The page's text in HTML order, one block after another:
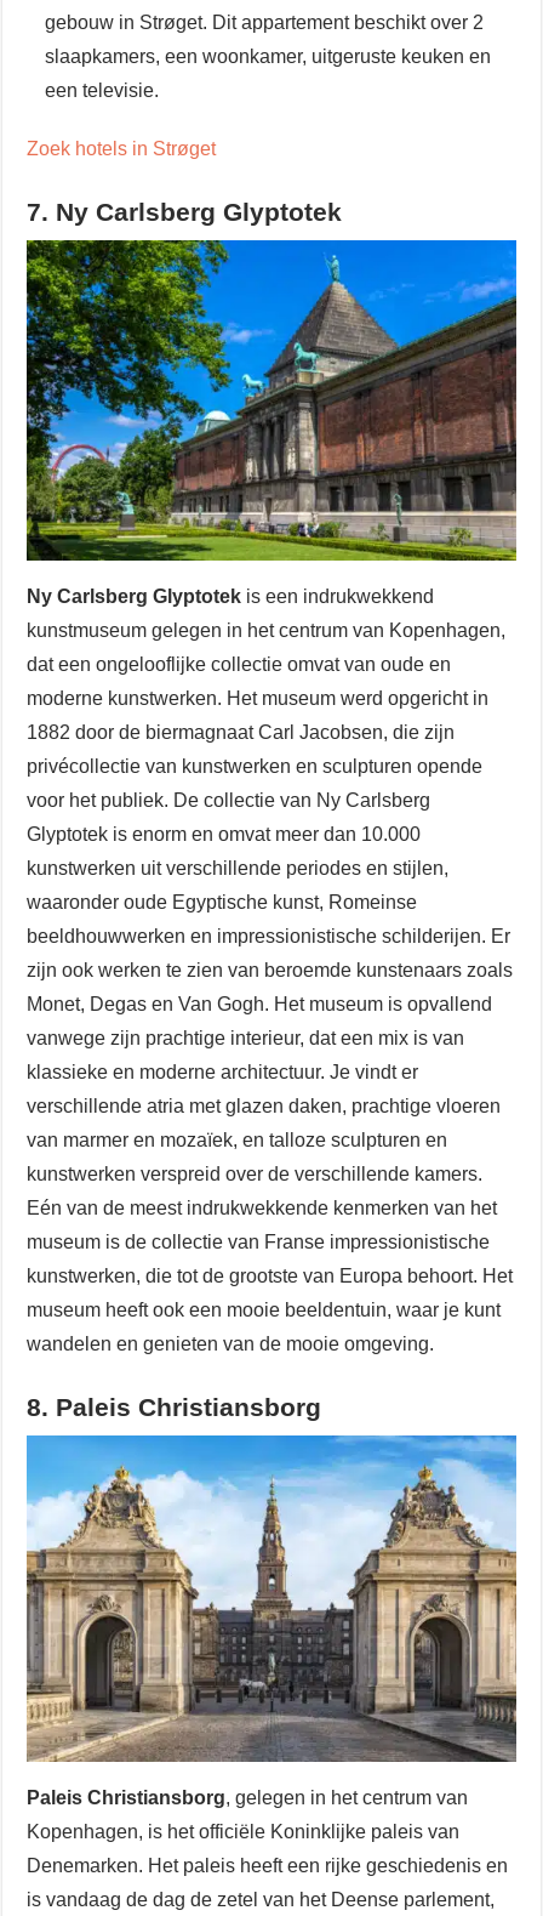
gebouw in Strøget. Dit appartement beschikt over 2
slaapkamers, een woonkamer, uitgeruste keuken en
een televisie.
Zoek hotels in Strøget
7. Ny Carlsberg Glyptotek
Ny Carlsberg Glyptotek is een indrukwekkend
kunstmuseum gelegen in het centrum van Kopenhagen,
dat een ongelooflijke collectie omvat van oude en
moderne kunstwerken. Het museum werd opgericht in
1882 door de biermagnaat Carl Jacobsen, die zijn
privécollectie van kunstwerken en sculpturen opende
voor het publiek. De collectie van Ny Carlsberg
Glyptotek is enorm en omvat meer dan 10.000
kunstwerken uit verschillende periodes en stijlen,
waaronder oude Egyptische kunst, Romeinse
beeldhouwwerken en impressionistische schilderijen. Er
zijn ook werken te zien van beroemde kunstenaars zoals
Monet, Degas en Van Gogh. Het museum is opvallend
vanwege zijn prachtige interieur, dat een mix is van
klassieke en moderne architectuur. Je vindt er
verschillende atria met glazen daken, prachtige vloeren
van marmer en mozaïek, en talloze sculpturen en
kunstwerken verspreid over de verschillende kamers.
Eén van de meest indrukwekkende kenmerken van het
museum is de collectie van Franse impressionistische
kunstwerken, die tot de grootste van Europa behoort. Het
museum heeft ook een mooie beeldentuin, waar je kunt
wandelen en genieten van de mooie omgeving.
8. Paleis Christiansborg
Paleis Christiansborg, gelegen in het centrum van
Kopenhagen, is het officiële Koninklijke paleis van
Denemarken. Het paleis heeft een rijke geschiedenis en
is vandaag de dag de zetel van het Deense parlement,